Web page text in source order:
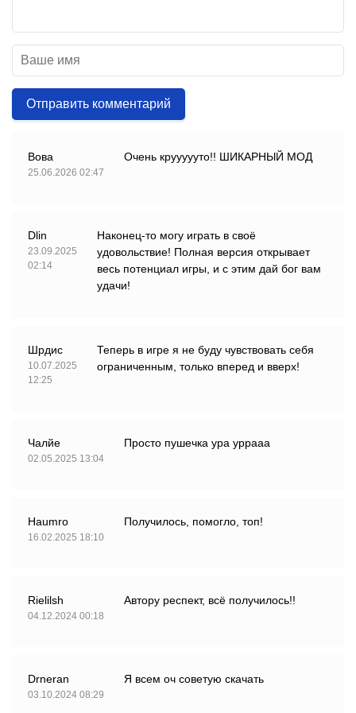
Отправить комментарий
Вова
25.06.2026 02:47
Очень круууууто!! ШИКАРНЫЙ МОД
Dlin
23.09.2025
02:14
Наконец-то могу играть в своё
удовольствие! Полная версия открывает
весь потенциал игры, и с этим дай бог вам
удачи!
Шрдис
10.07.2025
12:25
Теперь в игре я не буду чувствовать себя
ограниченным, только вперед и вверх!
Чалйе
02.05.2025 13:04
Просто пушечка ура уррааа
Haumro
16.02.2025 18:10
Получилось, помогло, топ!
Rielilsh
04.12.2024 00:18
Автору респект, всё получилось!!
Drneran
03.10.2024 08:29
Я всем оч советую скачать